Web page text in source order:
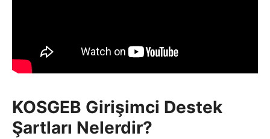
KOSGEB Girişimci Destek
Şartları Nelerdir?